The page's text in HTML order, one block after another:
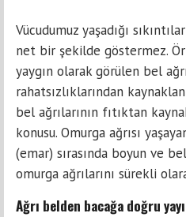
Vücudumuz yaşadığı
net bir şekilde göstermez.
yaygın olarak görülen bel
rahatsızlıklarından
bel ağrılarının fıtıktan
konusu. Omurga ağrısı
(emar) sırasında boyun ve
omurga ağrılarını sürekli
Ağrı belden bacağa doğru